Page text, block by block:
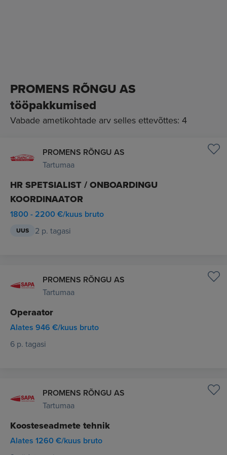
PROMENS RÕNGU AS
tööpakkumised
Vabade ametikohtade arv selles ettevõttes: 4
PROMENS RÕNGU AS
Tartumaa
HR SPETSIALIST / ONBOARDINGU
KOORDINAATOR
1800 - 2200 €/kuus bruto
UUS 2 p. tagasi
PROMENS RÕNGU AS
Tartumaa
Operaator
Alates 946 €/kuus bruto
6 p. tagasi
PROMENS RÕNGU AS
Tartumaa
Koosteseadmete tehnik
Alates 1260 €/kuus bruto